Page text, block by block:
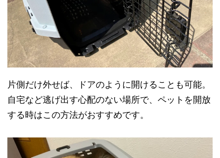
片側だけ外せば、ドアのように開けることも可能。
自宅など逃げ出す心配のない場所で、ペットを開放
する時はこの方法がおすすめです。